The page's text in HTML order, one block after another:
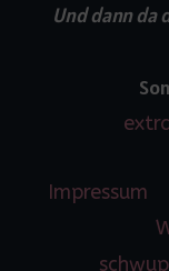
Und dann da
Impressum